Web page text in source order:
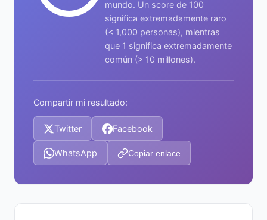
mundo. Un score de 100
significa extremadamente raro
(< 1,000 personas), mientras
que 1 significa extremadamente
común (> 10 millones).
Compartir mi resultado:
Twitter Facebook
WhatsApp Copiar enlace